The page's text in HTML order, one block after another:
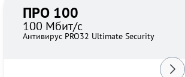
ПРО 100
100 Мбит/с
Антивирус PRO32 Ultimate Security